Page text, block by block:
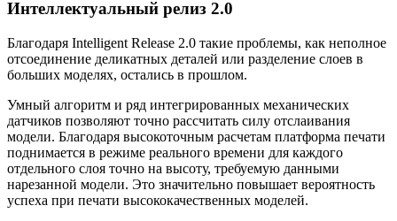
Интеллектуальный релиз 2.0
Благодаря Intelligent Release 2.0 такие проблемы, как неполное
отсоединение деликатных деталей или разделение слоев в
больших моделях, остались в прошлом.
Умный алгоритм и ряд интегрированных механических
датчиков позволяют точно рассчитать силу отслаивания
модели. Благодаря высокоточным расчетам платформа печати
поднимается в режиме реального времени для каждого
отдельного слоя точно на высоту, требуемую данными
нарезанной модели. Это значительно повышает вероятность
успеха при печати высококачественных моделей.